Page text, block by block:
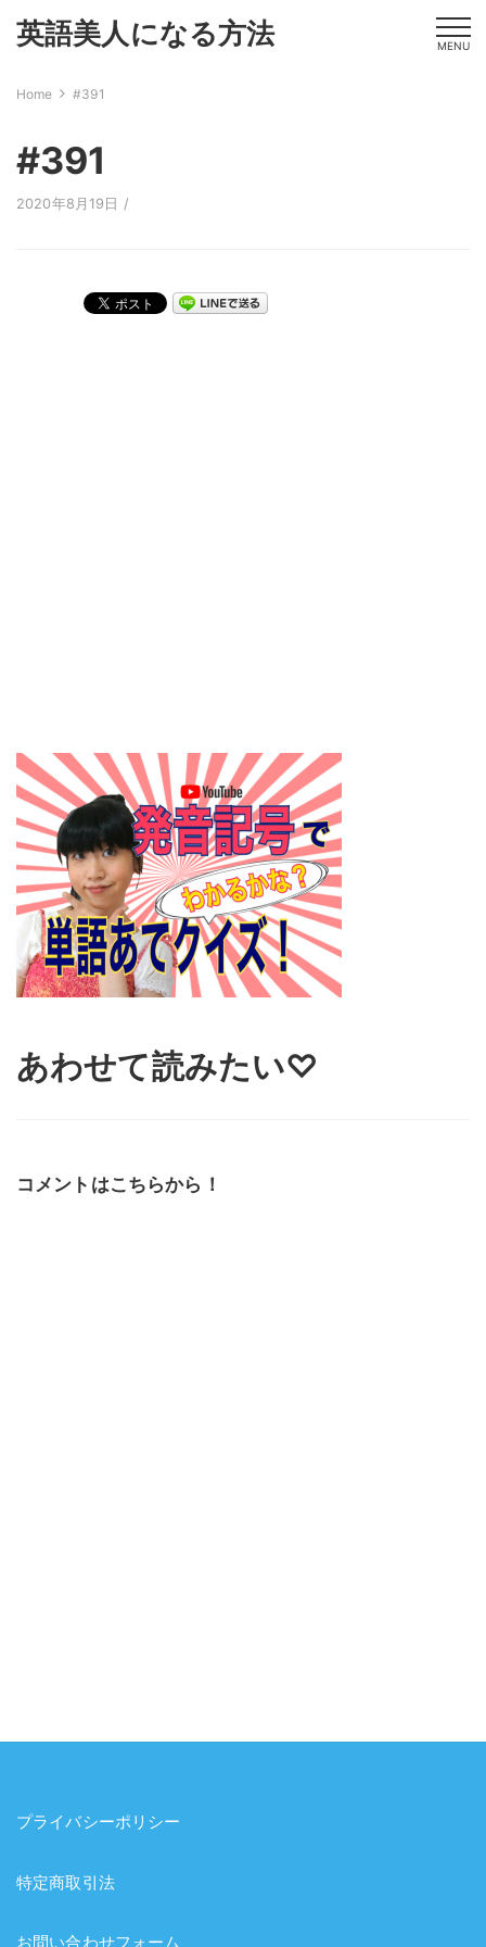
英語美人になる方法 MENU
Home #391
#391
2020年8月19日 /
あわせて読みたい♡
コメントはこちらから！
プライバシーポリシー
特定商取引法
お問い合わせフォーム